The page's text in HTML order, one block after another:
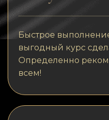
Быстрое
выгодный курс
Определенно
всем!